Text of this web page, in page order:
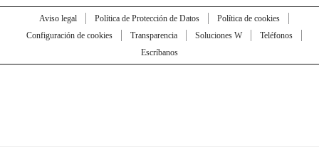
Aviso legal Política de Protección de Datos
Política de cookies
Configuración de cookies
Transparencia Soluciones W
Teléfonos
Escríbanos